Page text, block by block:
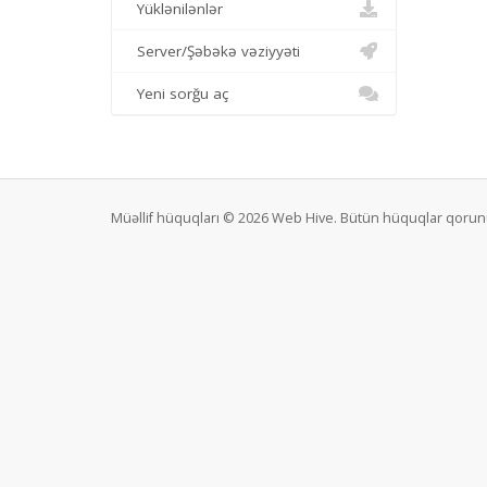
Yüklənilənlər
Server/Şəbəkə vəziyyəti
Yeni sorğu aç
Müəllif hüquqları © 2026 Web Hive. Bütün hüquqlar